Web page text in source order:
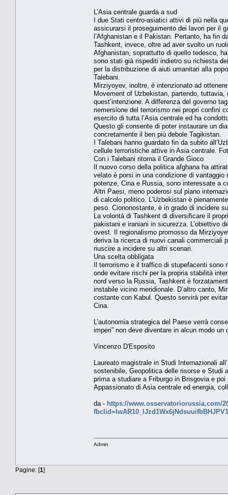
L’Asia centrale guarda a sud
I due Stati centro-asiatici attivi di più nella
assicurarsi il proseguimento dei lavori per il
l’Afghanistan e il Pakistan. Pertanto, ha fin
Tashkent, invece, oltre ad aver svolto un
Afghanistan, soprattutto di quello tedesco,
sono stati già rispediti indietro su richiesta
per la distribuzione di aiuti umanitari alla
Talebani.
Mirziyoyev, inoltre, è intenzionato ad
Movement of Uzbekistan, partendo, tuttavia,
quest’intenzione. A differenza del governo
riemersione del terrorismo nei propri confini
esercito di tutta l’Asia centrale ed ha
Questo gli consente di poter instaurare un
concretamente il ben più debole Tagikistan.
I Talebani hanno guardato fin da subito
cellule terroristiche attive in Asia centrale.
Con i Talebani ritorna il Grande Gioco
Il nuovo corso della politica afghana ha
velato è porsi in una condizione di
potenze, Cina e Russia, sono interessate a
Altri Paesi, meno poderosi sul piano
di calcolo politico. L’Uzbekistan è
peso. Ciononostante, è in grado di incidere
La volontà di Tashkent di diversificare il
pakistani e iraniani in sicurezza. L’obiettivo
ovest. Il regionalismo promosso da
deriva la ricerca di nuovi canali commerciali
riuscire a incidere su altri scenari.
Una scelta obbligata
Il terrorismo e il traffico di stupefacenti sono
onde evitare rischi per la propria stabilità
nord verso la Russia, Tashkent è
instabile vicino meridionale. D’altro canto,
costante con Kabul. Questo servirà per
Cina.
L’autonomia strategica del Paese verrà
imperi” non deve diventare in alcun modo un
Vincenzo D'Esposito
Laureato magistrale in Studi Internazionali
sostenibile, Geopolitica delle risorse e Studi
prima a studiare a Friburgo in Brisgovia e
Appassionato di Asia centrale ed energia,
da - https://www.osservatoriorussia.com/
Admin
Pagine: [1]